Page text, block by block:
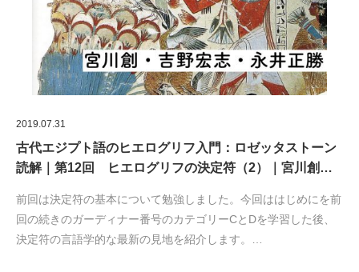
2019.07.31
古代エジプト語のヒエログリフ入門：ロゼッタストーン
読解｜第12回 ヒエログリフの決定符（2）｜宮川創…
前回は決定符の基本について勉強しました。今回ははじめにを前
回の続きのガーディナー番号のカテゴリーCとDを学習した後、
決定符の言語学的な最新の見地を紹介します。…